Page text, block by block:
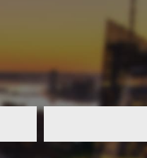
טלפון